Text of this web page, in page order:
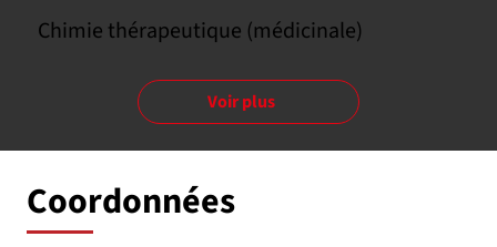
Chimie thérapeutique (médicinale)
Voir plus
Coordonnées